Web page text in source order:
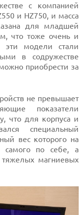
с компанией
и HZ750, и масса
для младшей
что тоже очень и
эти модели стали
в содружестве
приобрести за
не превышает
показатели
что для корпуса и
специальный
вес которого на
по себе, а
магниевых